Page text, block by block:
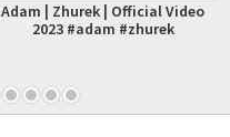
Adam | Zhurek | Official Video
2023 #adam #zhurek